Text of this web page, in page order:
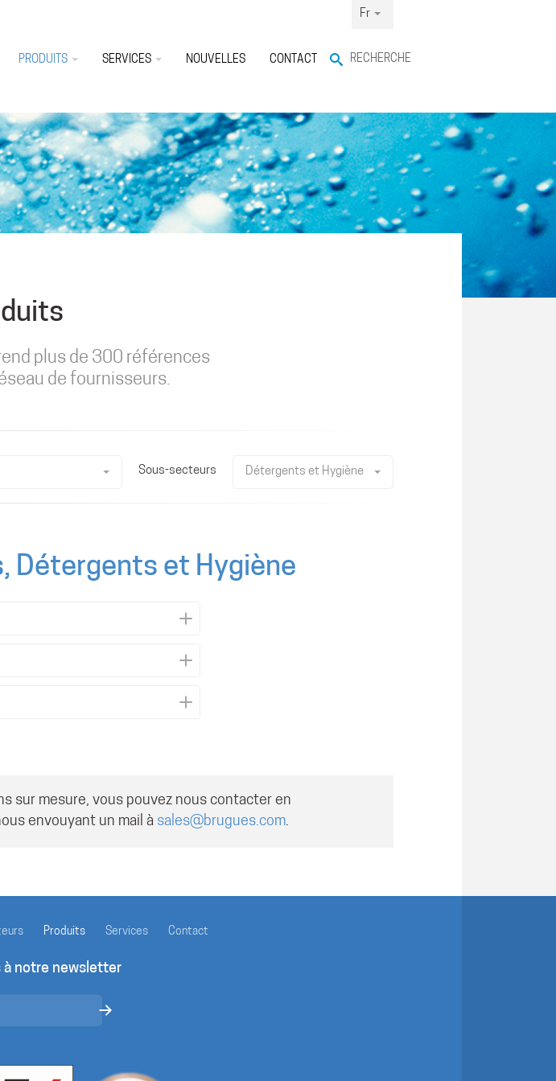
Fr
RECHERCHE
PRODUITS SERVICES NOUVELLES CONTACT
plus de 300 références
de fournisseurs.
Sous-secteurs Détergents et Hygiène
Détergents et Hygiène
sur mesure, vous pouvez nous contacter en
envouyant un mail à sales@brugues.com.
Produits Services Contact
à notre newsletter